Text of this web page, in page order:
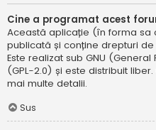
Cine a programat acest
Această aplicație (în forma sa
publicată și conține drepturi
Este realizat sub GNU
(GPL-2.0) și este distribuit
mai multe detalii.
Sus